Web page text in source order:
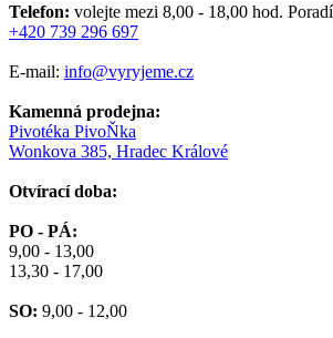
Telefon: volejte mezi 8,00 - 18,00 hod.
+420 739 296 697
E-mail: info@vyryjeme.cz
Kamenná prodejna:
Pivotéka PivoŇka
Wonkova 385, Hradec Králové
Otvírací doba:
PO - PÁ:
9,00 - 13,00
13,30 - 17,00
SO: 9,00 - 12,00